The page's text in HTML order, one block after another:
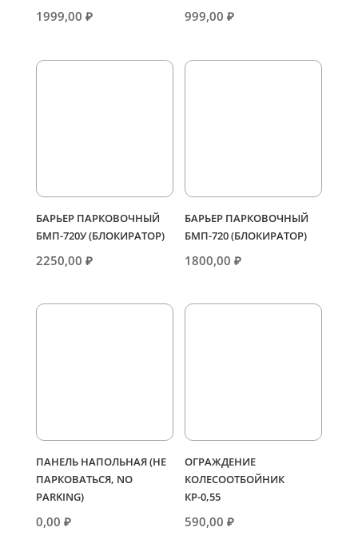
1999,00 ₽ 999,00₽
БАРЬЕР ПАРКОВОЧНЫЙ
БМП-720У (БЛОКИРАТОР)
2250,00 ₽
БАРЬЕР ПАРКОВОЧНЫЙ
БМП-720 (БЛОКИРАТОР)
1800,00₽
ПАНЕЛЬ НАПОЛЬНАЯ (НЕ
ПАРКОВАТЬСЯ, NO
PARKING)
0,00 ₽
ОГРАЖДЕНИЕ
КОЛЕСООТБОЙНИК
КР-0,55
590,00₽